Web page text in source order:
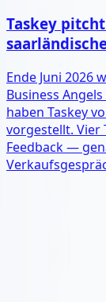
Taskey
Ende Juni 2026
Business
haben Taskey
vorgestellt. Vier
Feedback —